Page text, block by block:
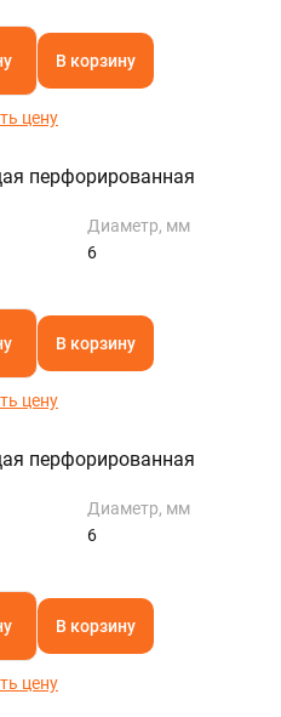
В корзину
цену
перфорированная
Диаметр, мм
6
В корзину
цену
перфорированная
Диаметр, мм
6
В корзину
цену